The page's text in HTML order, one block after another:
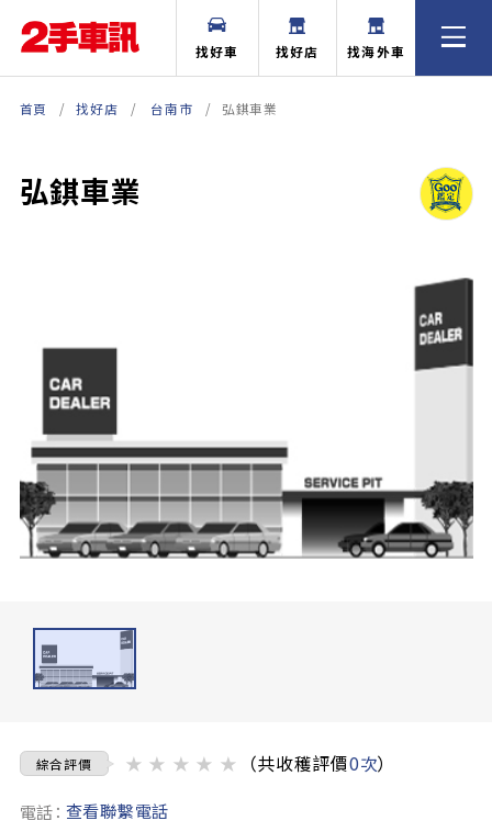
找好車 找好店 找海外車
首頁 找好店 台南市 弘錤車業
弘錤車業
綜合評價 ★ ★ ★ ★ ★ （共收穫評價0次）
電話： 查看聯繫電話